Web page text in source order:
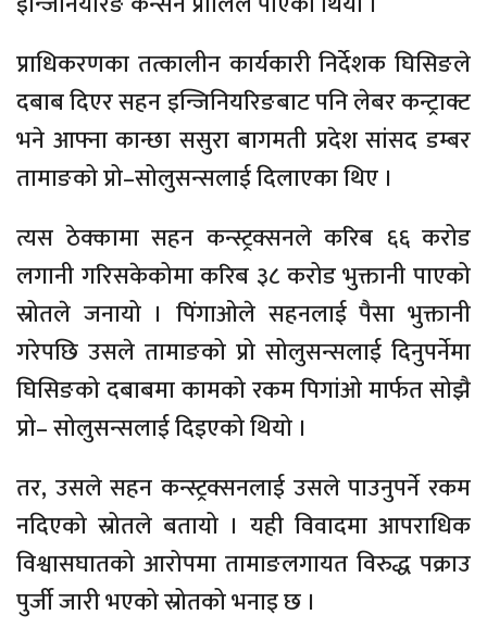
प्राधिकरणका तत्कालीन कार्यकारी निर्देशक घिसिङले
दबाब दिएर सहन इन्जिनियरिङबाट पनि लेबर कन्ट्राक्ट
भने आफ्ना कान्छा ससुरा बागमती प्रदेश सांसद डम्बर
तामाङको प्रो–सोलुसन्सलाई दिलाएका थिए ।
त्यस ठेक्कामा सहन कन्स्ट्रक्सनले करिब ६६ करोड
लगानी गरिसकेकोमा करिब ३८ करोड भुक्तानी पाएको
स्रोतले जनायो । पिंगाओले सहनलाई पैसा भुक्तानी
गरेपछि उसले तामाङको प्रो सोलुसन्सलाई दिनुपर्नेमा
घिसिङको दबाबमा कामको रकम पिगांओ मार्फत सोझै
प्रो– सोलुसन्सलाई दिइएको थियो ।
तर, उसले सहन कन्स्ट्रक्सनलाई उसले पाउनुपर्ने रकम
नदिएको स्रोतले बतायो । यही विवादमा आपराधिक
विश्वासघातको आरोपमा तामाङलगायत विरुद्ध पक्राउ
पुर्जी जारी भएको स्रोतको भनाइ छ ।